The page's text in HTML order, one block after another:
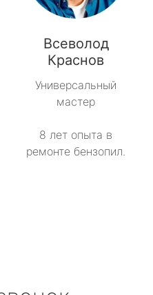
Всеволод
Краснов
Универсальный
мастер
8 лет опыта в
ремонте бензопил.